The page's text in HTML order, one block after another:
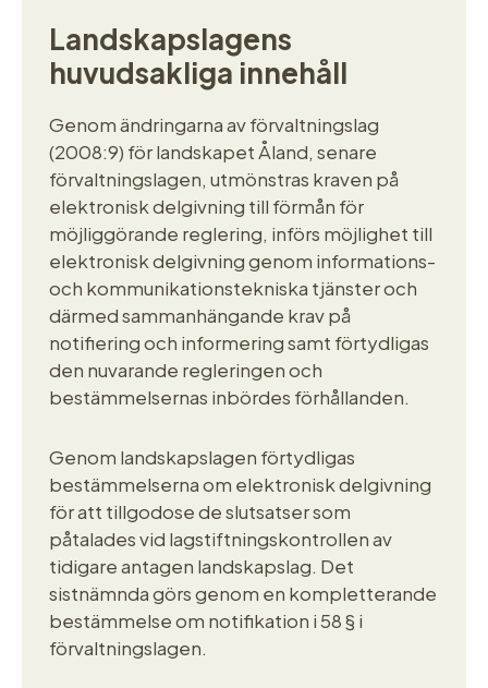
Landskapslagens
huvudsakliga innehåll
Genom ändringarna av förvaltningslag
(2008:9) för landskapet Åland, senare
förvaltningslagen, utmönstras kraven på
elektronisk delgivning till förmån för
möjliggörande reglering, införs möjlighet till
elektronisk delgivning genom informations-
och kommunikationstekniska tjänster och
därmed sammanhängande krav på
notifiering och informering samt förtydligas
den nuvarande regleringen och
bestämmelsernas inbördes förhållanden.
Genom landskapslagen förtydligas
bestämmelserna om elektronisk delgivning
för att tillgodose de slutsatser som
påtalades vid lagstiftningskontrollen av
tidigare antagen landskapslag. Det
sistnämnda görs genom en kompletterande
bestämmelse om notifikation i 58 § i
förvaltningslagen.